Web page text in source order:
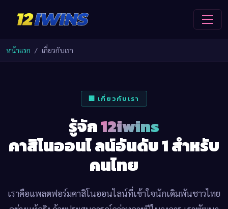
หน้าแรก เกี่ยวกับเรา
🏢 เกี่ยวกับเรา
รู้จัก12iwins
คาสิโนออนไ ลน์อันดับ 1 สำหรับ
คนไทย
เราคือแพลตฟอร์มคาสิโนออนไลน์ที่เข้าใจนักเดิมพันชาวไทย